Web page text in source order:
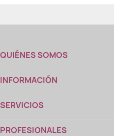
QUIÉNES SOMOS
INFORMACIÓN
SERVICIOS
PROFESIONALES